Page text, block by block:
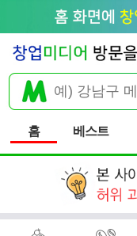
홈 베스트